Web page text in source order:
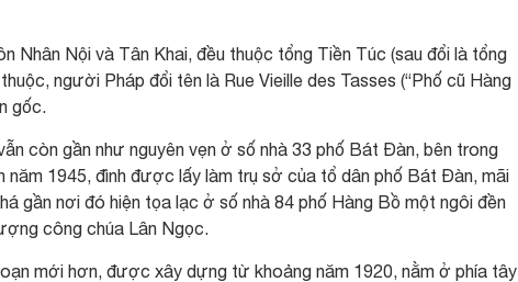
Nhân Nội và Tân Khai, đều thuộc tổng Tiền Túc (sau đổi là tổng
người Pháp đổi tên là Rue Vieille des Tasses (“Phố cũ Hàng
gốc.
còn gần như nguyên vẹn ở số nhà 33 phố Bát Đàn, bên trong
1945, đình được lấy làm trụ sở của tổ dân phố Bát Đàn, mãi
gần nơi đó hiện tọa lạc ở số nhà 84 phố Hàng Bồ một ngôi đền
công chúa Lân Ngọc.
mới hơn, được xây dựng từ khoảng năm 1920, nằm ở phía tây